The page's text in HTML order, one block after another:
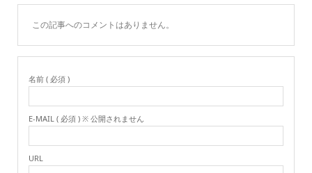
この記事へのコメントはありません。
名前 ( 必須 )
E-MAIL ( 必須 ) ※ 公開されません
URL